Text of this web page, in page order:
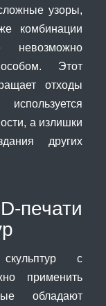
узоры,
комбинации
невозможно
Этот
отходы
а излишки
других
печати
с
применить
обладают